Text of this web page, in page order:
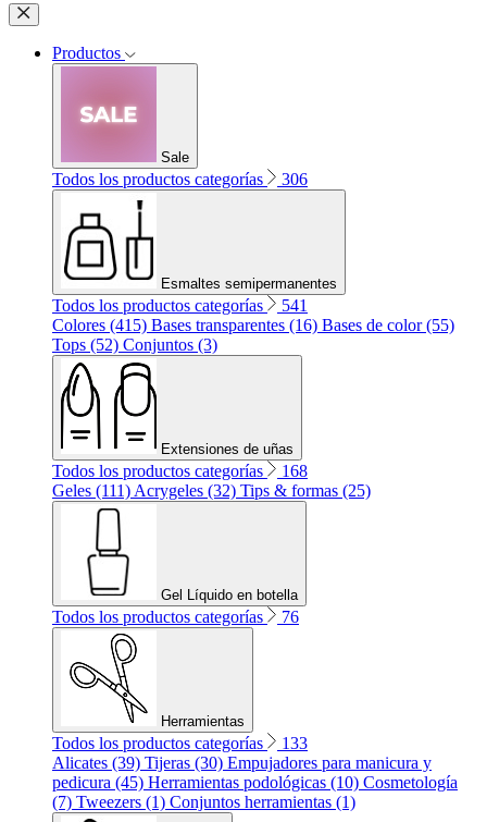
Productos
Sale
Todos los productos categorías 306
Esmaltes semipermanentes
Todos los productos categorías
541
Colores (415) Bases transparentes (16) Bases de color (55)
Tops (52) Conjuntos (3)
Extensiones de uñas
Todos los productos categorías
168
Geles (111) Acrygeles (32) Tips & formas (25)
Gel Líquido en botella
Todos los productos categorías 76
Herramientas
Todos los productos categorías
133
Alicates (39) Tijeras (30) Empujadores para manicura y
pedicura (45) Herramientas podológicas (10) Cosmetología
(7) Tweezers (1) Conjuntos herramientas (1)